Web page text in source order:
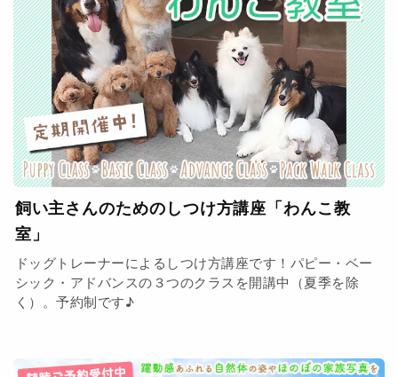
飼い主さんのためのしつけ方講座「わんこ教
室」
ドッグトレーナーによるしつけ方講座です！パピー・ベー
シック・アドバンスの３つのクラスを開講中（夏季を除
く）。予約制です♪